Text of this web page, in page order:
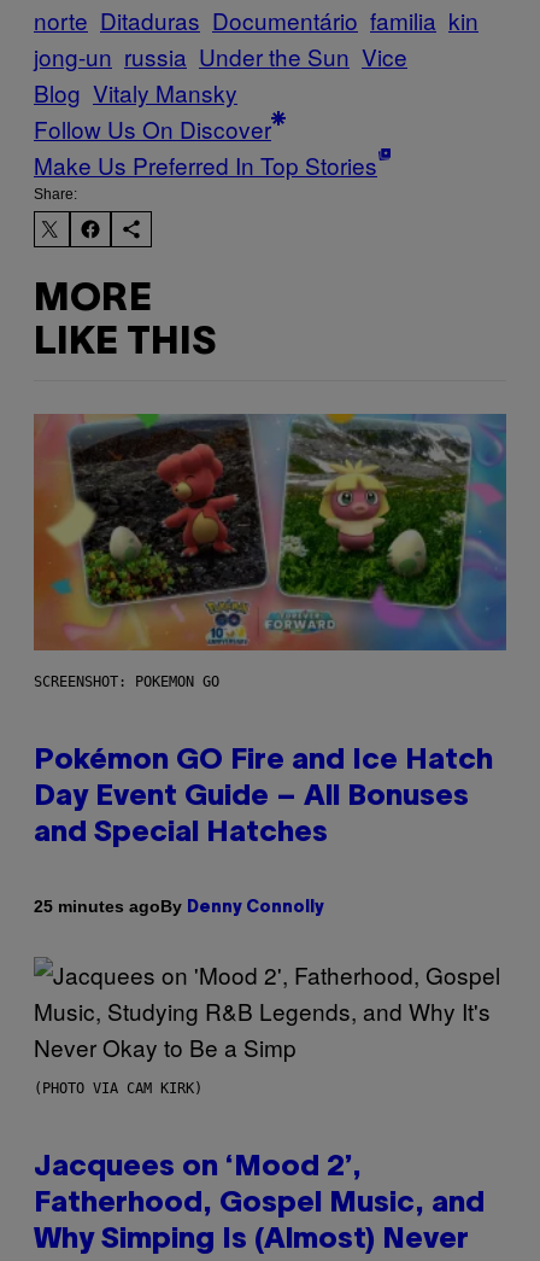
norte Ditaduras Documentário familia kin
jong-un russia Under the Sun Vice
Blog Vitaly Mansky
Follow Us On Discover
Make Us Preferred In Top Stories
Share:
MORE
LIKE THIS
SCREENSHOT: POKEMON GO
Pokémon GO Fire and Ice Hatch
Day Event Guide – All Bonuses
and Special Hatches
25 minutes agoBy Denny Connolly
(PHOTO VIA CAM KIRK)
Jacquees on ‘Mood 2’,
Fatherhood, Gospel Music, and
Why Simping Is (Almost) Never